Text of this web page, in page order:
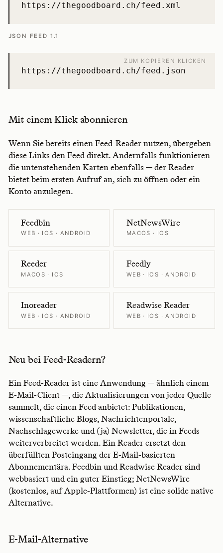
https://thegoodboard.ch/feed.xml
JSON FEED 1.1
https://thegoodboard.ch/feed.json
ZUM KOPIEREN KLICKEN
Mit einem Klick abonnieren
Wenn Sie bereits einen Feed-Reader nutzen, übergeben
diese Links den Feed direkt. Andernfalls funktionieren
die untenstehenden Karten ebenfalls — der Reader
bietet beim ersten Aufruf an, sich zu öffnen oder ein
Konto anzulegen.
Feedbin
WEB · IOS · ANDROID
NetNewsWire
MACOS · IOS
Reeder
MACOS · IOS
Feedly
WEB · IOS · ANDROID
Inoreader
WEB · IOS · ANDROID
Readwise Reader
WEB · IOS · ANDROID
Neu bei Feed-Readern?
Ein Feed-Reader ist eine Anwendung — ähnlich einem
E-Mail-Client —, die Aktualisierungen von jeder Quelle
sammelt, die einen Feed anbietet: Publikationen,
wissenschaftliche Blogs, Nachrichtenportale,
Nachschlagewerke und (ja) Newsletter, die in Feeds
weiterverbreitet werden. Ein Reader ersetzt den
überfüllten Posteingang der E-Mail-basierten
Abonnementära. Feedbin und Readwise Reader sind
webbasiert und ein guter Einstieg; NetNewsWire
(kostenlos, auf Apple-Plattformen) ist eine solide native
Alternative.
E-Mail-Alternative